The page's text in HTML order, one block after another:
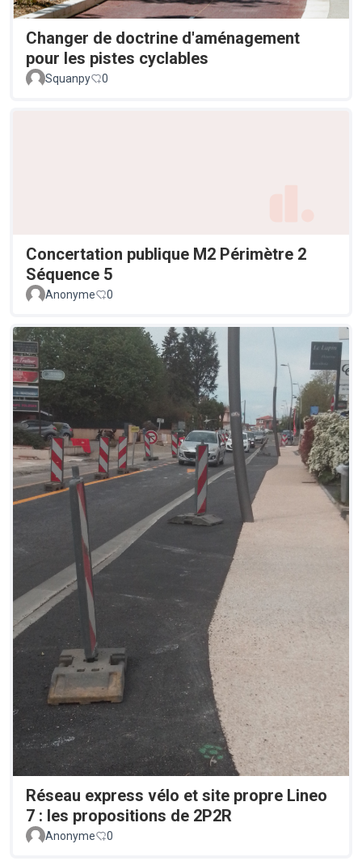
Changer de doctrine d'aménagement
pour les pistes cyclables
Squanpy 0
Concertation publique M2 Périmètre 2
Séquence 5
Anonyme 0
Réseau express vélo et site propre Lineo
7 : les propositions de 2P2R
Anonyme 0